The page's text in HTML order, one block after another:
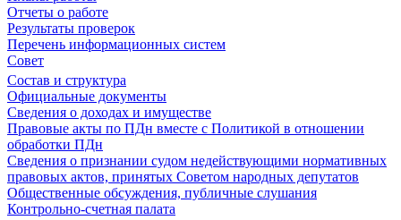
Отчеты о работе
Результаты проверок
Перечень информационных систем
Совет
Состав и структура
Официальные документы
Сведения о доходах и имуществе
Правовые акты по ПДн вместе с Политикой в отношении
обработки ПДн
Сведения о признании судом недействующими нормативных
правовых актов, принятых Советом народных депутатов
Общественные обсуждения, публичные слушания
Контрольно-счетная палата